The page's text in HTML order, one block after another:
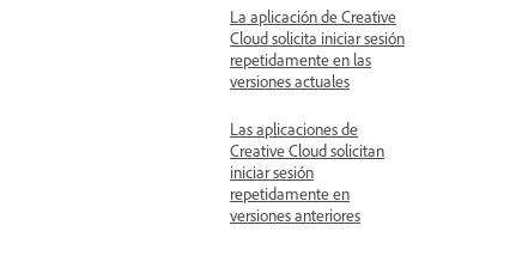
La aplicación de Creative
Cloud solicita iniciar sesión
repetidamente en las
versiones actuales
Las aplicaciones de
Creative Cloud solicitan
iniciar sesión
repetidamente en
versiones anteriores